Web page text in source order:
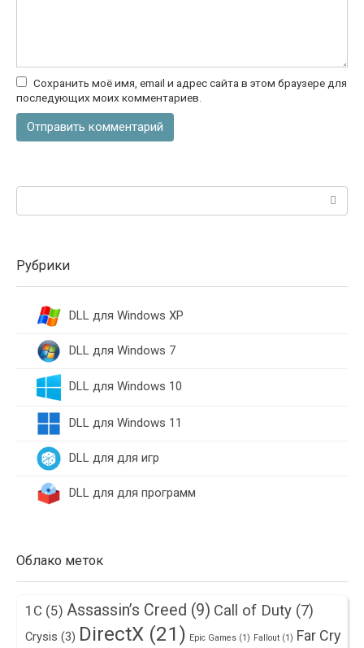
Сохранить моё имя, email и адрес сайта в этом браузере для
последующих моих комментариев.
Рубрики
DLL для Windows XP
DLL для Windows 7
DLL для Windows 10
DLL для Windows 11
DLL для для игр
DLL для для программ
Облако меток
1С (5) Assassin’s Creed (9) Call of Duty (7)
Crysis (3) DirectX (21) Epic Games (1) Fallout (1) Far Cry